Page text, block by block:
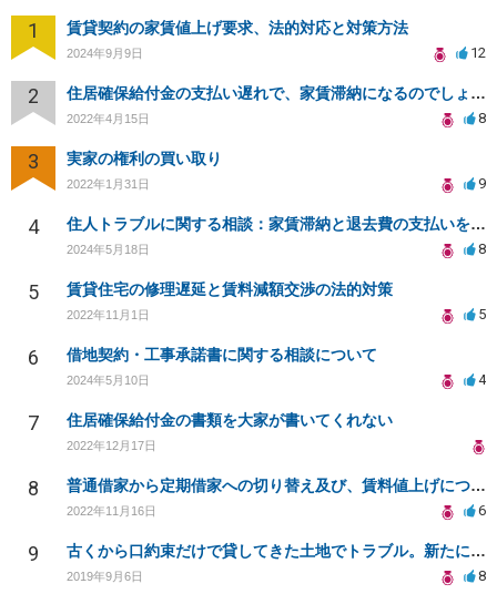
1 賃貸契約の家賃値上げ要求、法的対応と対策方法
2024年9月9日 12
2 住居確保給付金の支払い遅れで、家賃滞納になるのでしょうか？更新料の支払いはいないといけないですか？
2022年4月15日 8
3 実家の権利の買い取り
2022年1月31日 9
4 住人トラブルに関する相談：家賃滞納と退去費の支払いを拒否され、管理鍵の横領も発生
2024年5月18日 8
5 賃貸住宅の修理遅延と賃料減額交渉の法的対策
2022年11月1日 5
6 借地契約・工事承諾書に関する相談について
2024年5月10日 4
7 住居確保給付金の書類を大家が書いてくれない
2022年12月17日
8 普通借家から定期借家への切り替え及び、賃料値上げについて
2022年11月16日 6
9 古くから口約束だけで貸してきた土地でトラブル。新たに契約書を作成することは可能ですか？
2019年9月6日 8